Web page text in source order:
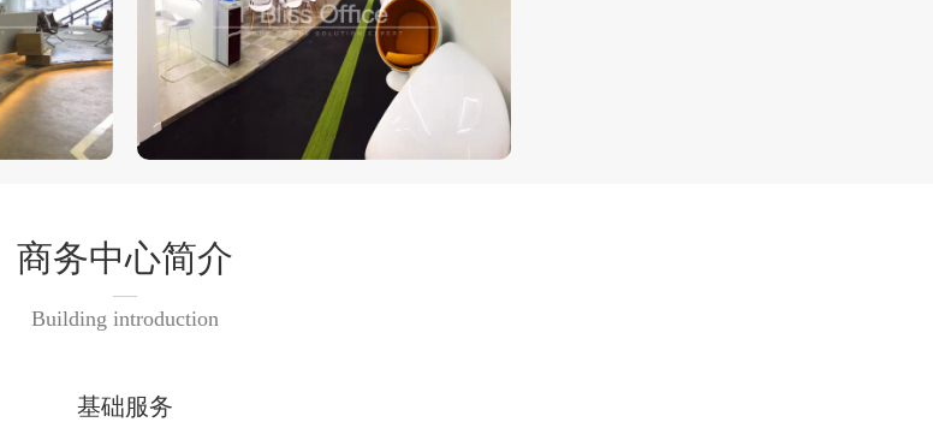
商务中心简介
Building introduction
基础服务